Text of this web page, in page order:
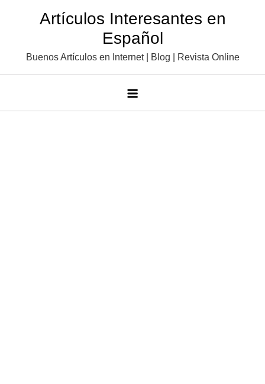
Artículos Interesantes en
Español
Buenos Artículos en Internet | Blog | Revista Online